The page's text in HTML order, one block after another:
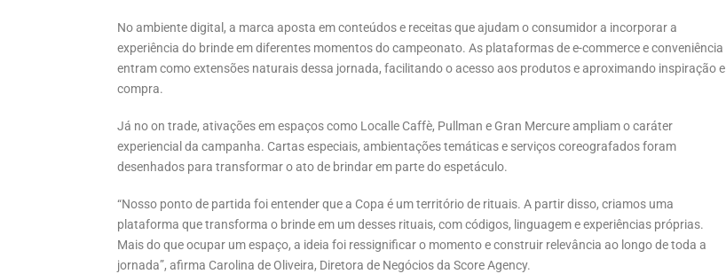
No ambiente digital, a marca aposta em conteúdos e receitas que ajudam o consumidor a incorporar a
experiência do brinde em diferentes momentos do campeonato. As plataformas de e-commerce e conveniência
entram como extensões naturais dessa jornada, facilitando o acesso aos produtos e aproximando inspiração e
compra.
Já no on trade, ativações em espaços como Localle Caffè, Pullman e Gran Mercure ampliam o caráter
experiencial da campanha. Cartas especiais, ambientações temáticas e serviços coreografados foram
desenhados para transformar o ato de brindar em parte do espetáculo.
“Nosso ponto de partida foi entender que a Copa é um território de rituais. A partir disso, criamos uma
plataforma que transforma o brinde em um desses rituais, com códigos, linguagem e experiências próprias.
Mais do que ocupar um espaço, a ideia foi ressignificar o momento e construir relevância ao longo de toda a
jornada”, afirma Carolina de Oliveira, Diretora de Negócios da Score Agency.